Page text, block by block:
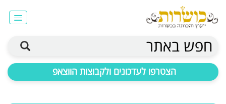
חפש באתר
הצטרפו לעדכונים ולקבוצות הווצאפ